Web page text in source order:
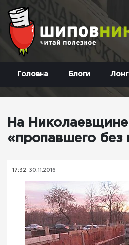
Головна Блоги
На
«пропавшего
17:32 30.11.2016